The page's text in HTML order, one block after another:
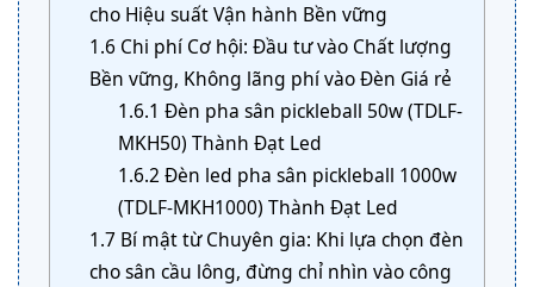
cho Hiệu suất Vận hành Bền vững
1.6 Chi phí Cơ hội: Đầu tư vào Chất lượng
Bền vững, Không lãng phí vào Đèn Giá rẻ
1.6.1 Đèn pha sân pickleball 50w (TDLF-
MKH50) Thành Đạt Led
1.6.2 Đèn led pha sân pickleball 1000w
(TDLF-MKH1000) Thành Đạt Led
1.7 Bí mật từ Chuyên gia: Khi lựa chọn đèn
cho sân cầu lông, đừng chỉ nhìn vào công